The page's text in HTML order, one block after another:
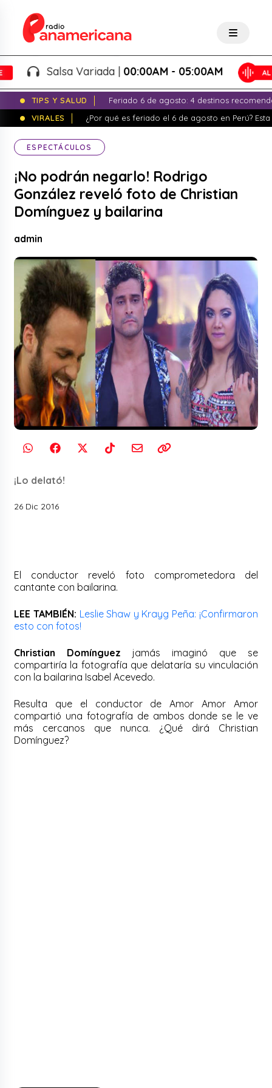
Salsa Variada |00:00AM - 05:00AM
TIPS Y SALUD
Feriado 6 de agosto: 4 destinos
VIRALES
¿Por qué es feriado el 6 de agosto en Perú?
ESPECTÁCULOS
¡No podrán negarlo! Rodrigo
González reveló foto de Christian
Domínguez y bailarina
admin
¡Lo delató!
26 Dic 2016
El conductor reveló foto comprometedora del
cantante con bailarina.
LEE TAMBIÉN: Leslie Shaw y Krayg Peña: ¡Confirmaron
esto con fotos!
Christian Domínguez jamás imaginó que se
compartiría la fotografía que delataría su vinculación
con la bailarina Isabel Acevedo.
Resulta que el conductor de Amor Amor Amor
compartió una fotografía de ambos donde se le ve
más cercanos que nunca. ¿Qué dirá Christian
Domínguez?